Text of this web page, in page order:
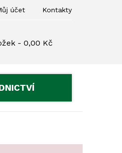
účet Kontakty
- 0,00 Kč